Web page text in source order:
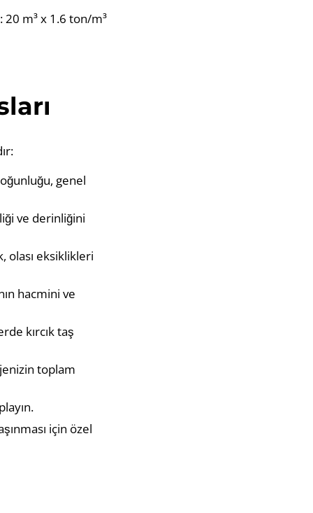
20 m³ x 1.6 ton/m³
genel
ve derinliğini
olası eksiklikleri
hacmini ve
kırcık taş
toplam
için özel